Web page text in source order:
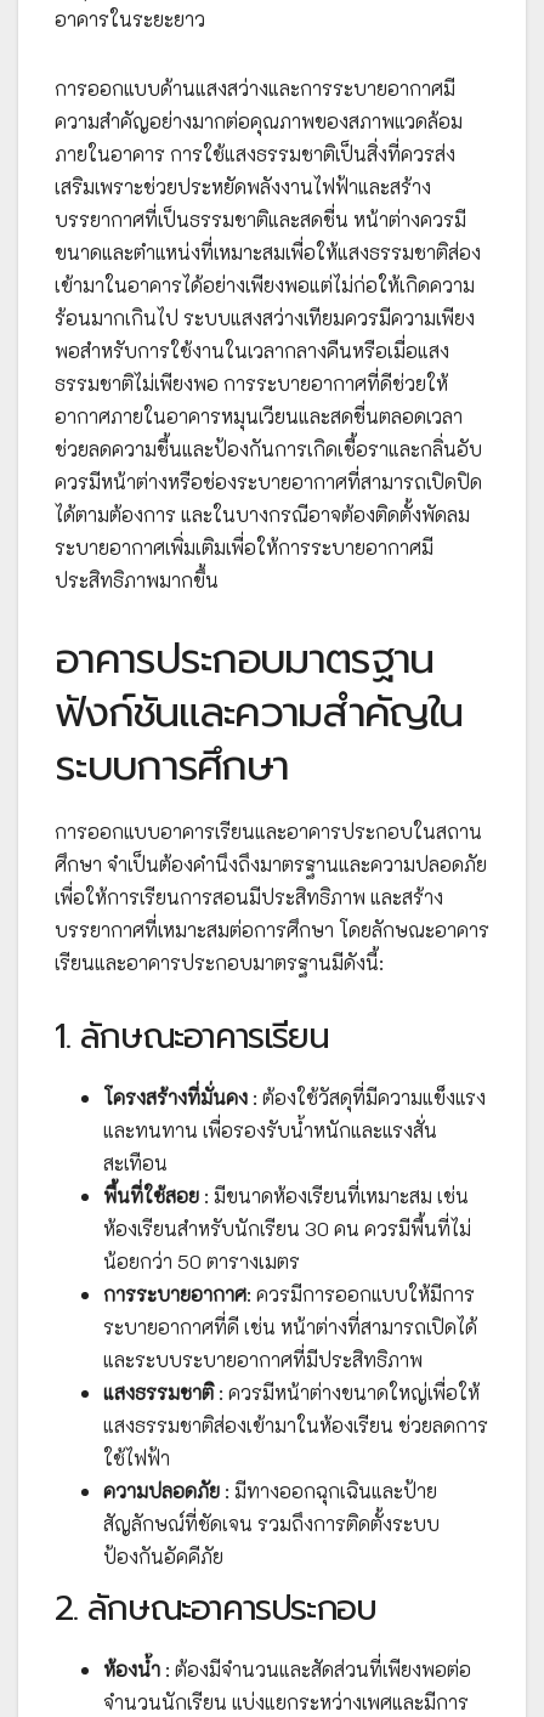
อาคารในระยะยาว
การออกแบบด้านแสงสว่างและการระบายอากาศมี
ความสำคัญอย่างมากต่อคุณภาพของสภาพแวดล้อม
ภายในอาคาร การใช้แสงธรรมชาติเป็นสิ่งที่ควรส่ง
เสริมเพราะช่วยประหยัดพลังงานไฟฟ้าและสร้าง
บรรยากาศที่เป็นธรรมชาติและสดชื่น หน้าต่างควรมี
ขนาดและตำแหน่งที่เหมาะสมเพื่อให้แสงธรรมชาติส่อง
เข้ามาในอาคารได้อย่างเพียงพอแต่ไม่ก่อให้เกิดความ
ร้อนมากเกินไป ระบบแสงสว่างเทียมควรมีความเพียง
พอสำหรับการใช้งานในเวลากลางคืนหรือเมื่อแสง
ธรรมชาติไม่เพียงพอ การระบายอากาศที่ดีช่วยให้
อากาศภายในอาคารหมุนเวียนและสดชื่นตลอดเวลา
ช่วยลดความชื้นและป้องกันการเกิดเชื้อราและกลิ่นอับ
ควรมีหน้าต่างหรือช่องระบายอากาศที่สามารถเปิดปิด
ได้ตามต้องการ และในบางกรณีอาจต้องติดตั้งพัดลม
ระบายอากาศเพิ่มเติมเพื่อให้การระบายอากาศมี
ประสิทธิภาพมากขึ้น
อาคารประกอบมาตรฐาน
ฟังก์ชันและความสำคัญใน
ระบบการศึกษา
การออกแบบอาคารเรียนและอาคารประกอบในสถาน
ศึกษา จำเป็นต้องคำนึงถึงมาตรฐานและความปลอดภัย
เพื่อให้การเรียนการสอนมีประสิทธิภาพ และสร้าง
บรรยากาศที่เหมาะสมต่อการศึกษา โดยลักษณะอาคาร
เรียนและอาคารประกอบมาตรฐานมีดังนี้:
1. ลักษณะอาคารเรียน
โครงสร้างที่มั่นคง : ต้องใช้วัสดุที่มีความแข็งแรง
และทนทาน เพื่อรองรับน้ำหนักและแรงสั่น
สะเทือน
พื้นที่ใช้สอย : มีขนาดห้องเรียนที่เหมาะสม เช่น
ห้องเรียนสำหรับนักเรียน 30 คน ควรมีพื้นที่ไม่
น้อยกว่า 50 ตารางเมตร
การระบายอากาศ: ควรมีการออกแบบให้มีการ
ระบายอากาศที่ดี เช่น หน้าต่างที่สามารถเปิดได้
และระบบระบายอากาศที่มีประสิทธิภาพ
แสงธรรมชาติ: ควรมีหน้าต่างขนาดใหญ่เพื่อให้
แสงธรรมชาติส่องเข้ามาในห้องเรียน ช่วยลดการ
ใช้ไฟฟ้า
ความปลอดภัย : มีทางออกฉุกเฉินและป้าย
สัญลักษณ์ที่ชัดเจน รวมถึงการติดตั้งระบบ
ป้องกันอัคคีภัย
2. ลักษณะอาคารประกอบ
ห้องน้ำ : ต้องมีจำนวนและสัดส่วนที่เพียงพอต่อ
จำนวนนักเรียน แบ่งแยกระหว่างเพศและมีการ